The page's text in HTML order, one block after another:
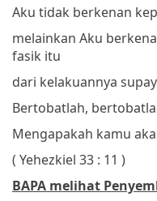
Aku tidak berkenan
melainkan Aku
fasik itu
dari kelakuannya
Bertobatlah,
Mengapakah kamu
( Yehezkiel 33 : 11 )
BAPA melihat